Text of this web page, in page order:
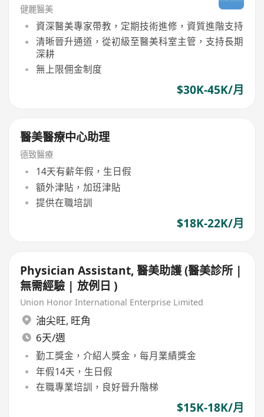
健麗醫美
資深醫美專家帶教，定期技術進修，資質進階支持
清晰晉升通道，從初級至醫美科室主管，支持長期
深耕
無上限佣金制度
$30K-45K/月
醫美醫療中心助理
德致醫療
14天有薪年假，生日假
額外津貼，加班津貼
提供在職培訓
$18K-22K/月
Physician Assistant, 醫美助護 (醫美診所 |
無需經驗 | 放例日 )
Union Honor International Enterprise Limited
油尖旺, 旺角
6天/週
勤工獎金，介紹人獎金，每月業績獎金
年假14天，生日假
在職專業培訓，良好晉升階梯
$15K-18K/月